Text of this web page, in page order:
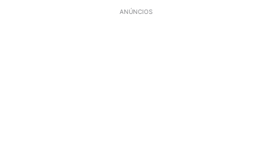
ANÚNCIOS